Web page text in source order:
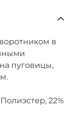
в
пуговицы,
22%